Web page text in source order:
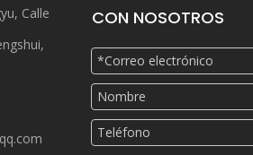
Calle
CON NOSOTROS